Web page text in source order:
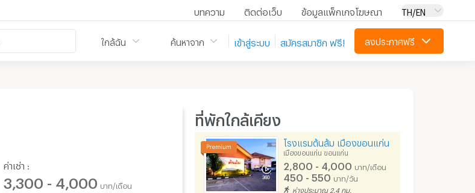
บทความ ติดต่อเว็บ ข้อมูลแพ็กเกจโฆษณา TH/EN
ใกล้ฉัน ค้นหาจาก เข้าสู่ระบบ สมัครสมาชิก ฟรี! ลงประกาศฟรี
ค่าเช่า :
3,300 - 4,000 บาท/เดือน
ที่พักใกล้เคียง
โรงแรมต้นส้ม เมืองขอนแก่น
เมืองขอนแก่น ขอนแก่น
2,800 - 4,000 บาท/เดือน
450 - 550 บาท/วัน
ห่างประมาณ 2.4 กม.